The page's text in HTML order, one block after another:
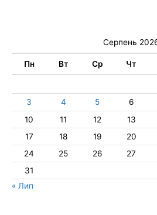
Серпень
Пн Вт Ср Чт
3
4 5 6
10
11 12 13
17
18 19 20
24
25 26 27
31
« Лип